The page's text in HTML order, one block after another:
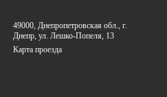
49000, Днепропетровская обл., г.
Днепр, ул. Лешко-Попеля, 13
Карта проезда